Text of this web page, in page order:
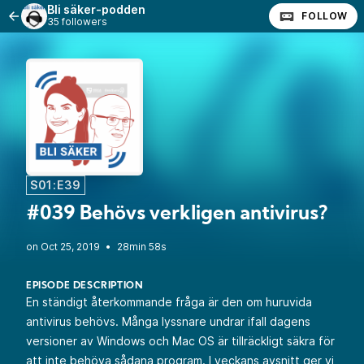
Bli säker-podden
35 followers FOLLOW
S01:E39
#039 Behövs verkligen antivirus?
• 28min 58s
EPISODE DESCRIPTION
En ständigt återkommande fråga är den om huruvida
antivirus behövs. Många lyssnare undrar ifall dagens
versioner av Windows och Mac OS är tillräckligt säkra för
att inte behöva sådana program. I veckans avsnitt ger vi